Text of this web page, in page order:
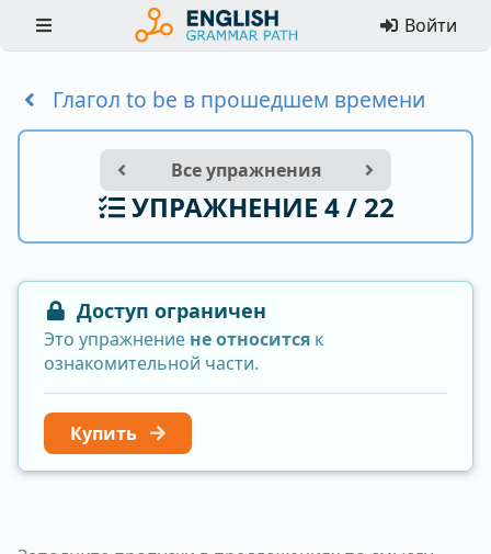
Войти
Глагол to be в прошедшем времени
Все упражнения
УПРАЖНЕНИЕ 4 / 22
Доступ ограничен
Это упражнение не относится к
ознакомительной части.
Купить